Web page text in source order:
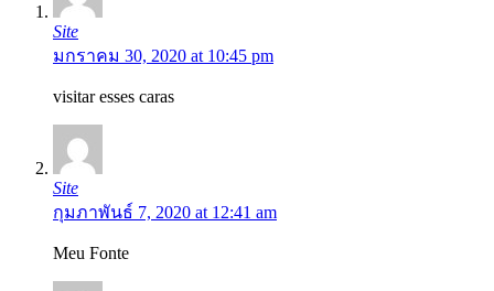
Site
มกราคม 30, 2020 at 10:45 pm
visitar esses caras
Site
กุมภาพันธ์ 7, 2020 at 12:41 am
Meu Fonte